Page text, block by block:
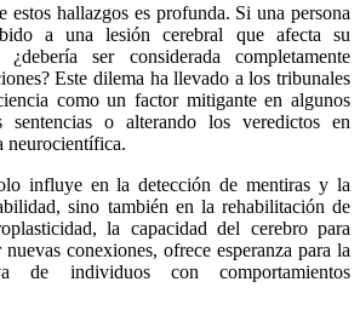
hallazgos es profunda. Si una persona
a una lesión cerebral que afecta su
ser considerada completamente
Este dilema ha llevado a los tribunales
como un factor mitigante en algunos
sentencias o alterando los veredictos en
neurocientífica.
influye en la detección de mentiras y la
sino también en la rehabilitación de
la capacidad del cerebro para
conexiones, ofrece esperanza para la
de individuos con comportamientos